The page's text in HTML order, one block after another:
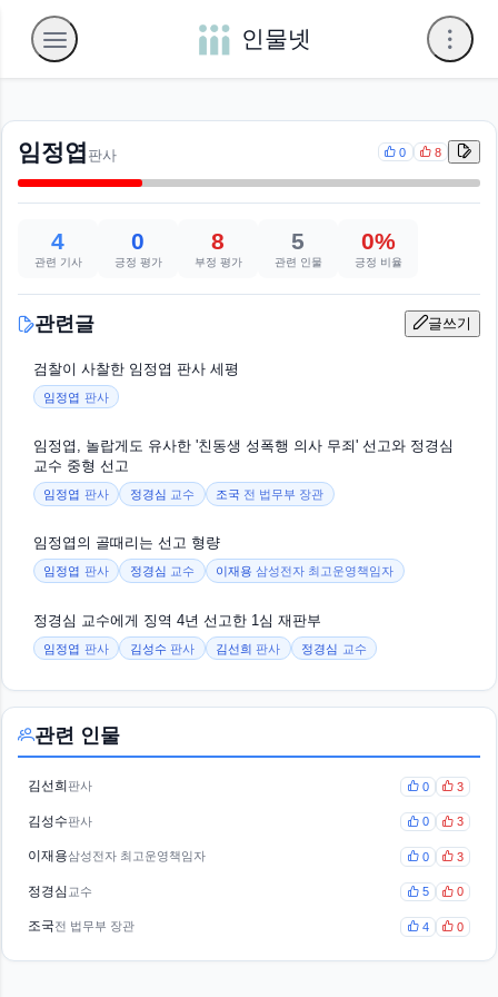
인물넷
임정엽 판사 0 8
4
관련 기사
0
긍정 평가
8
부정 평가
5
관련 인물
0%
긍정 비율
관련글 글쓰기
검찰이 사찰한 임정엽 판사 세평
임정엽 판사
임정엽, 놀랍게도 유사한 '친동생 성폭행 의사 무죄' 선고와 정경심
교수 중형 선고
임정엽 판사 정경심 교수 조국 전 법무부 장관
임정엽의 골때리는 선고 형량
임정엽 판사 정경심 교수 이재용 삼성전자 최고운영책임자
정경심 교수에게 징역 4년 선고한 1심 재판부
임정엽 판사 김성수 판사 김선희 판사 정경심 교수
관련 인물
김선희 판사 0 3
김성수판사 0 3
이재용삼성전자 최고운영책임자 0 3
정경심 교수 5 0
조국전 법무부 장관 4 0